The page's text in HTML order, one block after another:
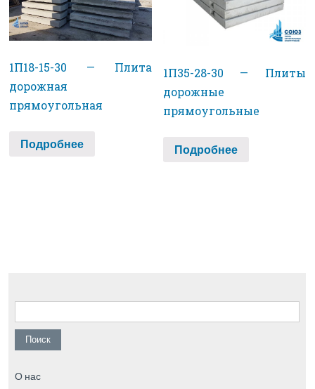
1П18-15-30 — Плита
дорожная
прямоугольная
Подробнее
1П35-28-30 — Плиты
дорожные
прямоугольные
Подробнее
Найти:
О нас